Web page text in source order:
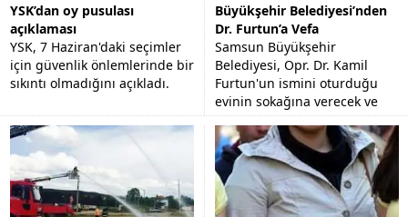
YSK’dan oy pusulası
açıklaması
YSK, 7 Haziran'daki seçimler
için güvenlik önlemlerinde bir
sıkıntı olmadığını açıkladı.
Büyükşehir Belediyesi’nden
Dr. Furtun’a Vefa
Samsun Büyükşehir
Belediyesi, Opr. Dr. Kamil
Furtun'un ismini oturduğu
evinin sokağına verecek ve
görev yaptığı hastanenin
bahçesine büstünü yapacak.